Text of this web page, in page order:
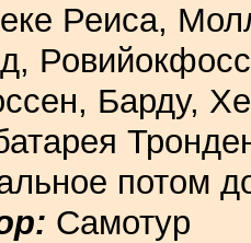
Реиса,
Барду,
потом
Самотур